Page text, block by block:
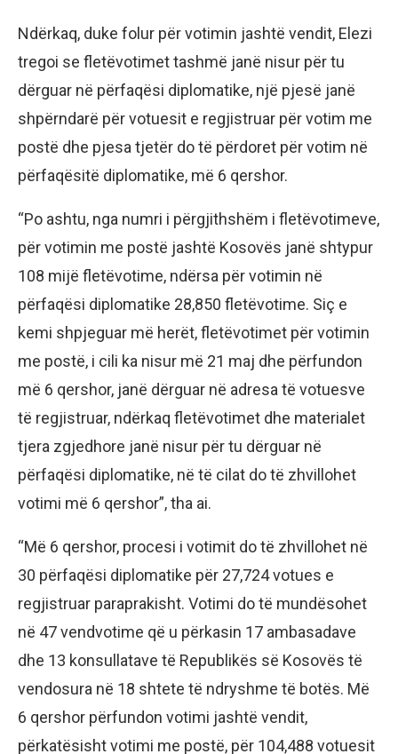
Ndërkaq, duke folur për votimin jashtë vendit, Elezi
tregoi se fletëvotimet tashmë janë nisur për tu
dërguar në përfaqësi diplomatike, një pjesë janë
shpërndarë për votuesit e regjistruar për votim me
postë dhe pjesa tjetër do të përdoret për votim në
përfaqësitë diplomatike, më 6 qershor.
“Po ashtu, nga numri i përgjithshëm i fletëvotimeve,
për votimin me postë jashtë Kosovës janë shtypur
108 mijë fletëvotime, ndërsa për votimin në
përfaqësi diplomatike 28,850 fletëvotime. Siç e
kemi shpjeguar më herët, fletëvotimet për votimin
me postë, i cili ka nisur më 21 maj dhe përfundon
më 6 qershor, janë dërguar në adresa të votuesve
të regjistruar, ndërkaq fletëvotimet dhe materialet
tjera zgjedhore janë nisur për tu dërguar në
përfaqësi diplomatike, në të cilat do të zhvillohet
votimi më 6 qershor”, tha ai.
“Më 6 qershor, procesi i votimit do të zhvillohet në
30 përfaqësi diplomatike për 27,724 votues e
regjistruar paraprakisht. Votimi do të mundësohet
në 47 vendvotime që u përkasin 17 ambasadave
dhe 13 konsullatave të Republikës së Kosovës të
vendosura në 18 shtete të ndryshme të botës. Më
6 qershor përfundon votimi jashtë vendit,
përkatësisht votimi me postë, për 104,488 votuesit